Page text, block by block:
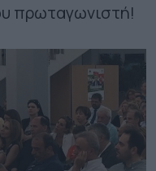
πρωταγωνιστή!